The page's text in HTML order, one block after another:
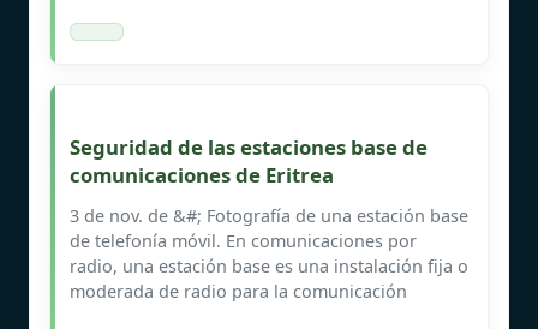
Seguridad de las estaciones base de
comunicaciones de Eritrea
3 de nov. de &#; Fotografía de una estación base
de telefonía móvil. En comunicaciones por
radio, una estación base es una instalación fija o
moderada de radio para la comunicación